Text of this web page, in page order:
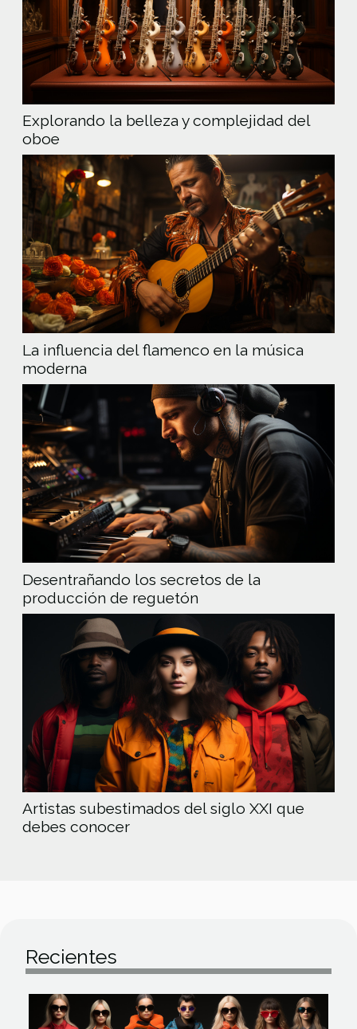
Explorando la belleza y complejidad del
oboe
La influencia del flamenco en la música
moderna
Desentrañando los secretos de la
producción de reguetón
Artistas subestimados del siglo XXI que
debes conocer
Recientes